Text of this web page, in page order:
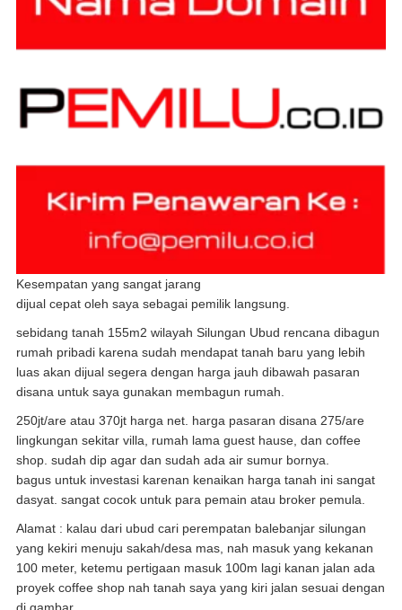
Kesempatan yang sangat jarang
dijual cepat oleh saya sebagai pemilik langsung.
sebidang tanah 155m2 wilayah Silungan Ubud rencana dibagun
rumah pribadi karena sudah mendapat tanah baru yang lebih
luas akan dijual segera dengan harga jauh dibawah pasaran
disana untuk saya gunakan membagun rumah.
250jt/are atau 370jt harga net. harga pasaran disana 275/are
lingkungan sekitar villa, rumah lama guest hause, dan coffee
shop. sudah dip agar dan sudah ada air sumur bornya.
bagus untuk investasi karenan kenaikan harga tanah ini sangat
dasyat. sangat cocok untuk para pemain atau broker pemula.
Alamat : kalau dari ubud cari perempatan balebanjar silungan
yang kekiri menuju sakah/desa mas, nah masuk yang kekanan
100 meter, ketemu pertigaan masuk 100m lagi kanan jalan ada
proyek coffee shop nah tanah saya yang kiri jalan sesuai dengan